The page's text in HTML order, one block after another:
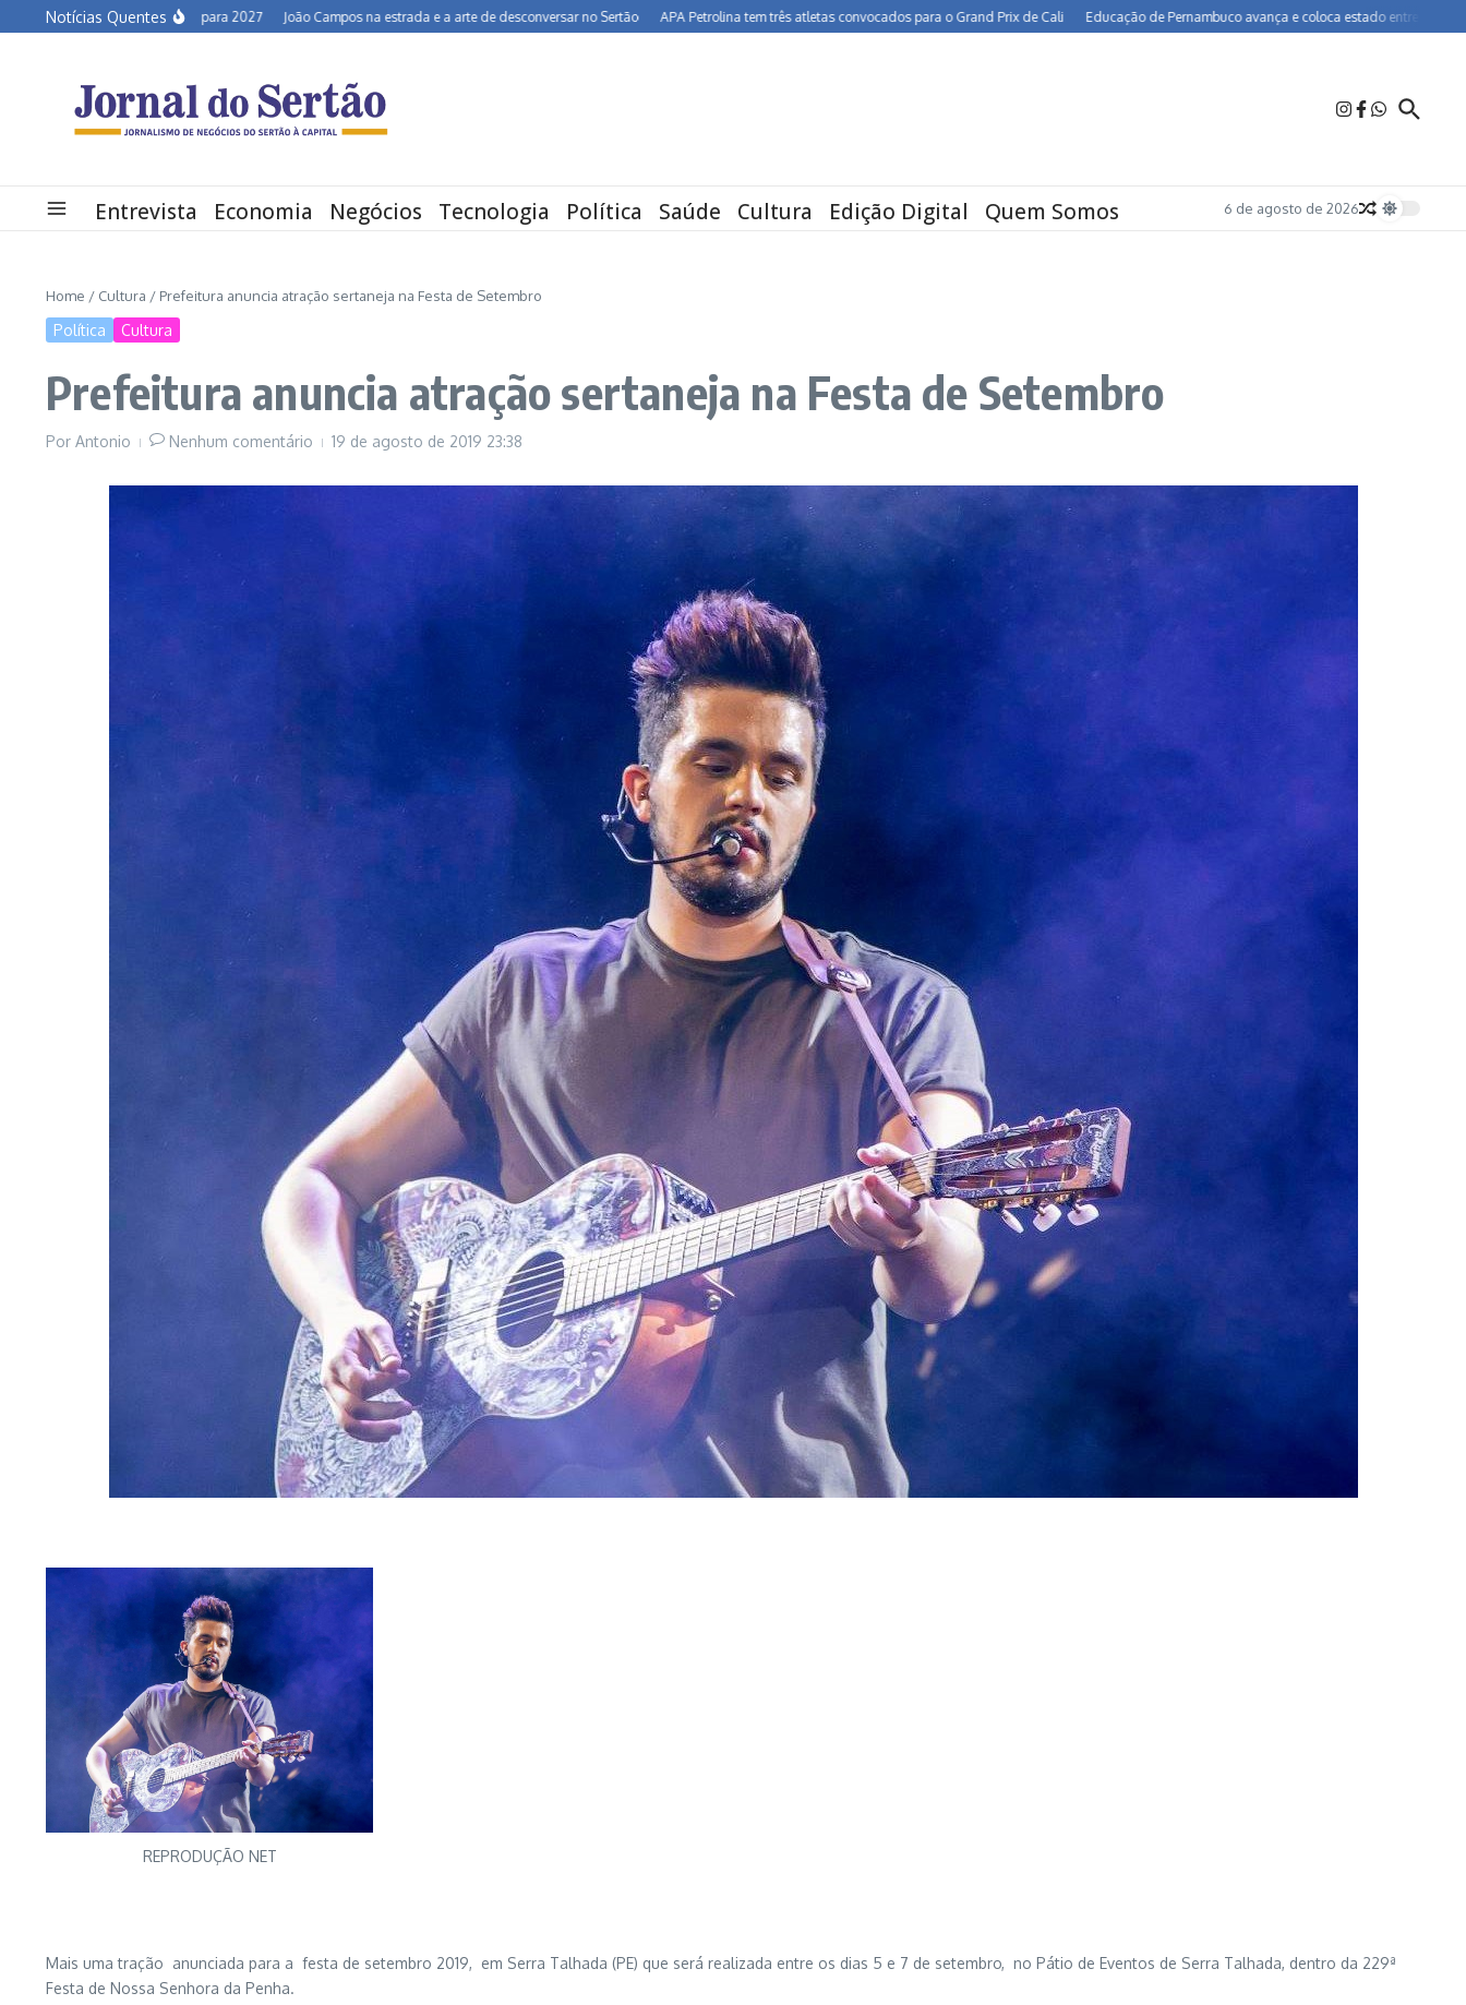
Ir para o conteúdo
Notícias Quentes
Semiárido em alerta para 2027 João Campos na estrada e a arte de desconversar no Sertão APA Petrolina tem três atletas convocados para o Grand Prix de Cali Educação de Pernambuco avança e coloca estado entre os melhores
Entrevista Economia Negócios Tecnologia Política Saúde Cultura Edição Digital Quem Somos 6 de agosto de 2026
Home / Cultura / Prefeitura anuncia atração sertaneja na Festa de Setembro
Política Cultura
Prefeitura anuncia atração sertaneja na Festa de Setembro
Por Antonio Nenhum comentário 19 de agosto de 2019 23:38
REPRODUÇÃO NET
Mais uma tração anunciada para a festa de setembro 2019, em Serra Talhada (PE) que será realizada entre os dias 5 e 7 de setembro, no Pátio de Eventos de Serra Talhada, dentro da 229ª
Festa de Nossa Senhora da Penha.